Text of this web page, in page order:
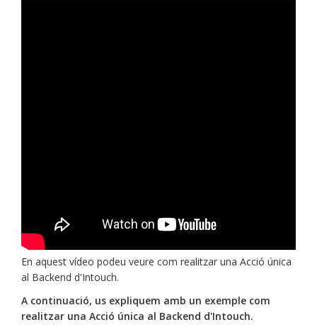
En aquest vídeo podeu veure com realitzar una Acció única
al Backend d'Intouch.
A continuació, us expliquem amb un exemple com
realitzar una Acció única al Backend d'Intouch.